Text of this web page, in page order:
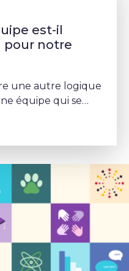
est-il
pour notre
une autre logique
équipe qui se
Rohonyi